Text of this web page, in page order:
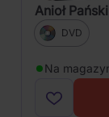
Anioł
DVD
Na